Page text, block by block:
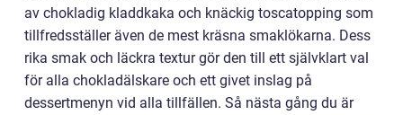
av chokladig kladdkaka och knäckig toscatopping som
tillfredsställer även de mest kräsna smaklökarna. Dess
rika smak och läckra textur gör den till ett självklart val
för alla chokladälskare och ett givet inslag på
dessertmenyn vid alla tillfällen. Så nästa gång du är